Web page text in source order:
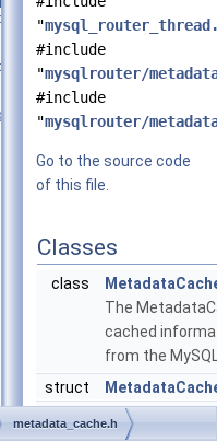
"
#include
"mysqlrouter/
#include
"mysqlrouter/
Go to the source code
of this file.
Classes
class
The
cached
from the
struct
metadata_cache.h